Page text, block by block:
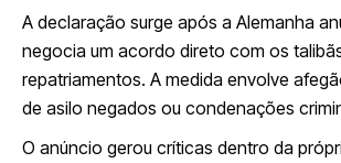
A declaração surge após a Alemanha
negocia um acordo direto com os
repatriamentos. A medida envolve
de asilo negados ou condenações
O anúncio gerou críticas dentro da